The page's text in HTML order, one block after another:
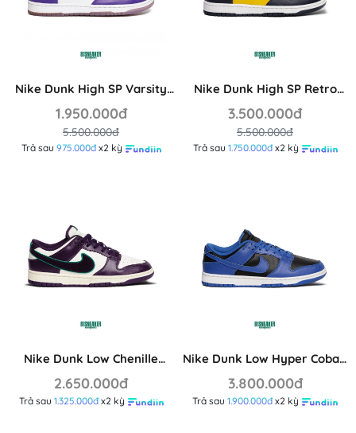
Nike Dunk High SP Varsity
1.950.000đ
5.500.000đ
Trả sau 975.000đx2 kỳ
Nike Dunk High SP Retro
3.500.000đ
5.500.000đ
Trả sau 1.750.000đx2 kỳ
Nike Dunk Low Chenille
DQ7683 100
2.650.000đ
Trả sau 1.325.000đx2 kỳ
Nike Dunk Low Hyper Cobalt
3.800.000đ
Trả sau 1.900.000đ x2 kỳ